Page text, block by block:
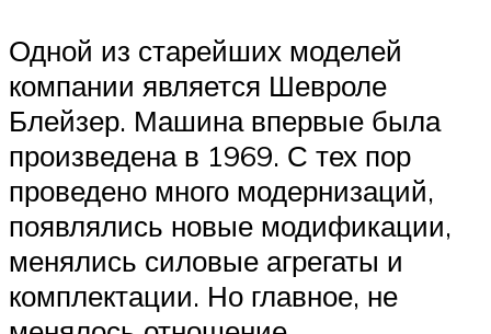
Одной из старейших моделей
компании является Шевроле
Блейзер. Машина впервые была
произведена в 1969. С тех пор
проведено много модернизаций,
появлялись новые модификации,
менялись силовые агрегаты и
комплектации. Но главное, не